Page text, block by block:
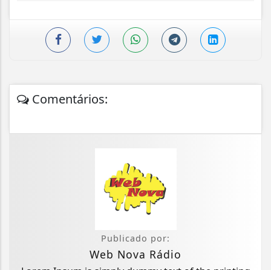
Comentários:
Publicado por:
Web Nova Rádio